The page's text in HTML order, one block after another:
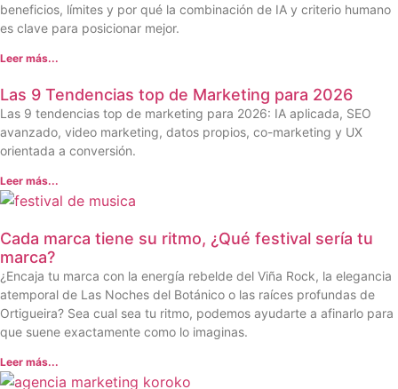
beneficios, límites y por qué la combinación de IA y criterio humano
es clave para posicionar mejor.
Leer más...
Las 9 Tendencias top de Marketing para 2026
Las 9 tendencias top de marketing para 2026: IA aplicada, SEO
avanzado, video marketing, datos propios, co-marketing y UX
orientada a conversión.
Leer más...
Cada marca tiene su ritmo, ¿Qué festival sería tu
marca?
¿Encaja tu marca con la energía rebelde del Viña Rock, la elegancia
atemporal de Las Noches del Botánico o las raíces profundas de
Ortigueira? Sea cual sea tu ritmo, podemos ayudarte a afinarlo para
que suene exactamente como lo imaginas.
Leer más...